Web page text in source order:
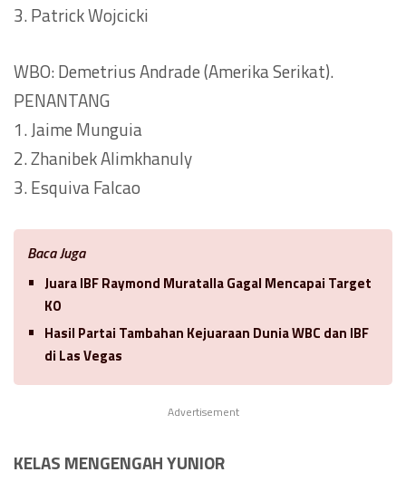
3. Patrick Wojcicki
WBO: Demetrius Andrade (Amerika Serikat).
PENANTANG
1. Jaime Munguia
2. Zhanibek Alimkhanuly
3. Esquiva Falcao
Baca Juga
Juara IBF Raymond Muratalla Gagal Mencapai Target
KO
Hasil Partai Tambahan Kejuaraan Dunia WBC dan IBF
di Las Vegas
Advertisement
KELAS MENGENGAH YUNIOR